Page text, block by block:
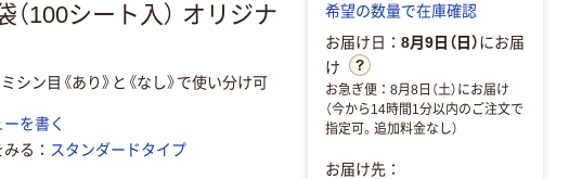
100シート入） オリジナ
シン目《あり》と《なし》で使い分け可
ーを書く
みる スタンダードタイプ
希望の数量で在庫確認
お届け日： 8月9日（日）にお届
け
お急ぎ便：8月8日（土）にお届け
（今から14時間1分以内のご注文で
指定可。追加料金なし）
お届け先：